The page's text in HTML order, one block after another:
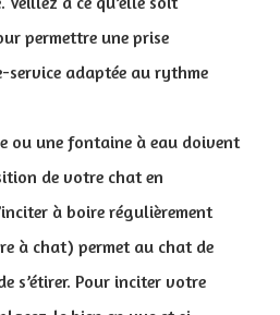
permettre une prise
service adaptée au rythme
ou une fontaine à eau doivent
de votre chat en
à boire régulièrement
à chat) permet au chat de
s’étirer. Pour inciter votre